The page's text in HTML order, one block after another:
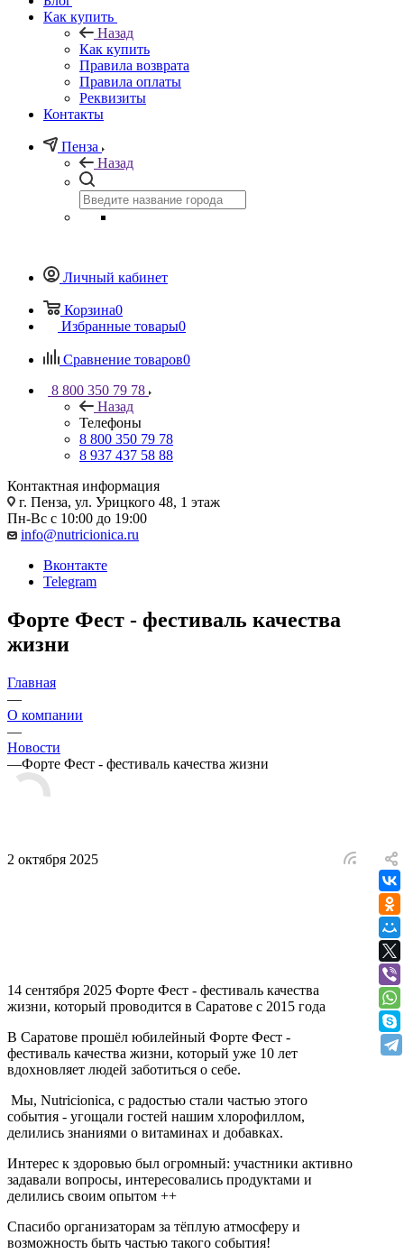
Как купить
Назад
Как купить
Правила возврата
Правила оплаты
Реквизиты
Контакты
Пенза
Назад
Личный кабинет
Корзина0
Избранные товары0
Сравнение товаров0
8 800 350 79 78
Назад
Телефоны
8 800 350 79 78
8 937 437 58 88
Контактная информация
г. Пенза, ул. Урицкого 48, 1 этаж
Пн-Вс с 10:00 до 19:00
info@nutricionica.ru
Вконтакте
Telegram
Форте Фест - фестиваль качества
жизни
Главная
—
О компании
—
Новости
—Форте Фест - фестиваль качества жизни
2 октября 2025
14 сентября 2025 Форте Фест - фестиваль качества
жизни, который проводится в Саратове с 2015 года
В Саратове прошёл юбилейный Форте Фест -
фестиваль качества жизни, который уже 10 лет
вдохновляет людей заботиться о себе.
Мы, Nutricionica, с радостью стали частью этого
события - угощали гостей нашим хлорофиллом,
делились знаниями о витаминах и добавках.
Интерес к здоровью был огромный: участники активно
задавали вопросы, интересовались продуктами и
делились своим опытом ++
Спасибо организаторам за тёплую атмосферу и
возможность быть частью такого события!